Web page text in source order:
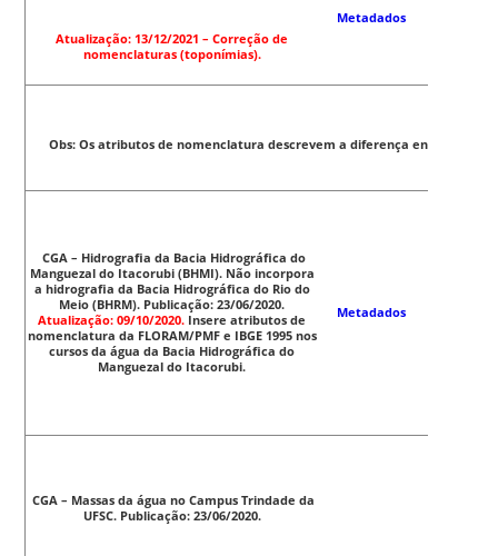
Atualização: 13/12/2021 – Correção de
nomenclaturas (toponímias).
Metadados
Obs: Os atributos de nomenclatura descrevem a diferença entre as
CGA – Hidrografia da Bacia Hidrográfica do
Manguezal do Itacorubi (BHMI). Não incorpora
a hidrografia da Bacia Hidrográfica do Rio do
Meio (BHRM). Publicação: 23/06/2020.
Atualização: 09/10/2020. Insere atributos de
nomenclatura da FLORAM/PMF e IBGE 1995 nos
cursos da água da Bacia Hidrográfica do
Manguezal do Itacorubi.
Metadados
CGA – Massas da água no Campus Trindade da
UFSC. Publicação: 23/06/2020.